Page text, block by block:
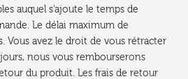
auquel s'ajoute le temps de
Le délai maximum de
Vous avez le droit de vous rétracter
nous vous rembourserons
du produit. Les frais de retour